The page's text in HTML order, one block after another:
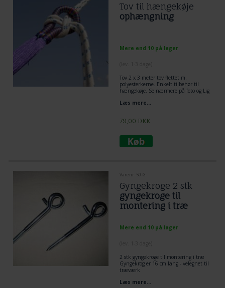
Tov til hængekøje
ophængning
Mere end 10 på lager
Tov 2 x 3 meter tov flettet m.
polyesterkerne. Enkelt tilbehør til
hængekøje. Se nærmere på foto og Lig
flagknob mellem hængekøje og tov.
Læs mere...
79,00 DKK
Varenr. 50-G
Gyngekroge 2 stk
gyngekroge til
montering i træ
Mere end 10 på lager
2 stk gyngekroge til montering i træ
Gyngekrog er 16 cm lang - velegnet til
træværk
1 cm diameter
Læs mere...